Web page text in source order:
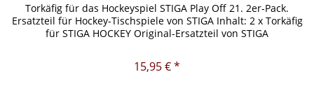
Torkäfig für das Hockeyspiel STIGA Play Off 21. 2er-Pack.
Ersatzteil für Hockey-Tischspiele von STIGA Inhalt: 2 x Torkäfig
für STIGA HOCKEY Original-Ersatzteil von STIGA
15,95 € *